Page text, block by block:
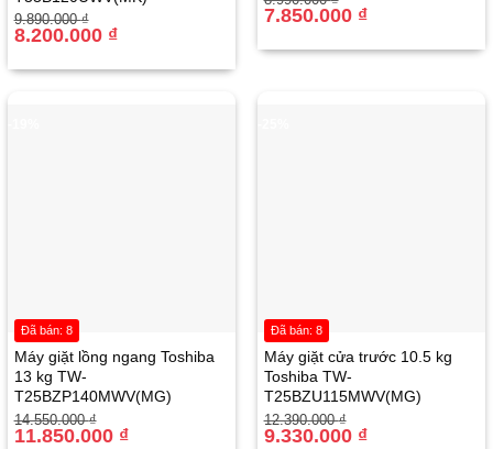
9.890.000₫
Giá
gốc
8.200.000 ₫
Giá
hiện
8.200.000 ₫.
gốc
7.850.000 ₫
hiện
7.850.000 ₫.
Máy giặt lồng ngang Toshiba
13 kg TW-
T25BZP140MWV(MG)
14.550.000₫
Giá
gốc
11.850.000 ₫
Giá
hiện
Đã bán: 8
Máy giặt cửa trước 10.5 kg
Toshiba TW-
T25BZU115MWV(MG)
12.390.000₫
Giá
gốc
9.330.000 ₫
Giá
hiện
Đã bán: 8